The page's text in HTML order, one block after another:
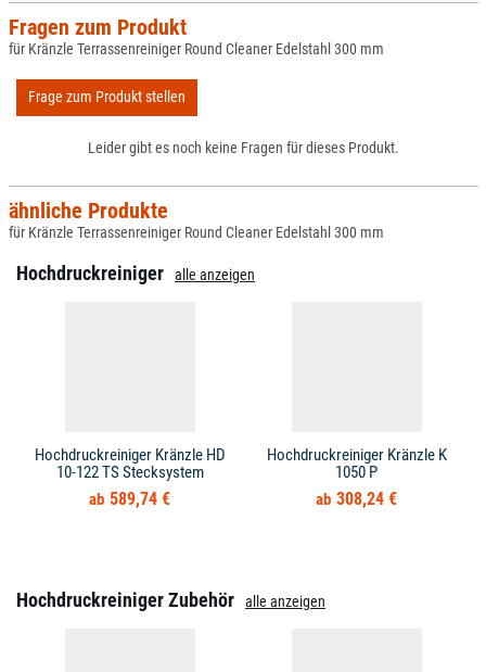
Fragen zum Produkt
für Kränzle Terrassenreiniger Round Cleaner Edelstahl 300 mm
Frage zum Produkt stellen
Leider gibt es noch keine Fragen für dieses Produkt.
ähnliche Produkte
für Kränzle Terrassenreiniger Round Cleaner Edelstahl 300 mm
Hochdruckreiniger alle anzeigen
Hochdruckreiniger Kränzle HD
10-122 TS Stecksystem
589,74 €
Hochdruckreiniger Kränzle K
1050 P
308,24 €
Hochdruckreiniger Zubehör alle anzeigen